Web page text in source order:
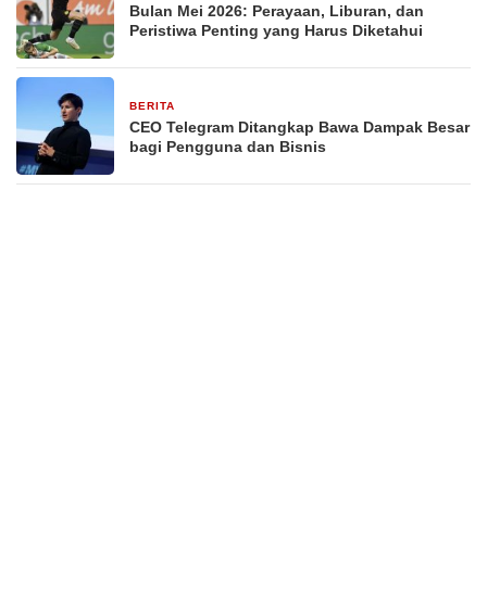
Bulan Mei 2026: Perayaan, Liburan, dan
Peristiwa Penting yang Harus Diketahui
BERITA
CEO Telegram Ditangkap Bawa Dampak Besar
bagi Pengguna dan Bisnis